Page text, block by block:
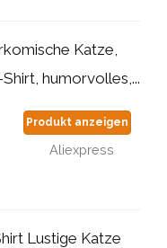
Katze,
humorvolles,...
Produkt anzeigen
Aliexpress
Lustige Katze